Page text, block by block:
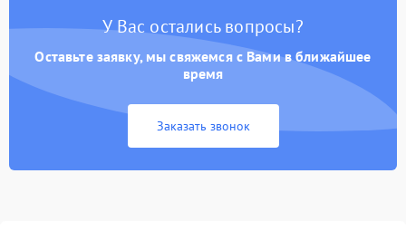
У Вас остались вопросы?
Оставьте заявку, мы свяжемся с Вами в ближайшее
время
Заказать звонок